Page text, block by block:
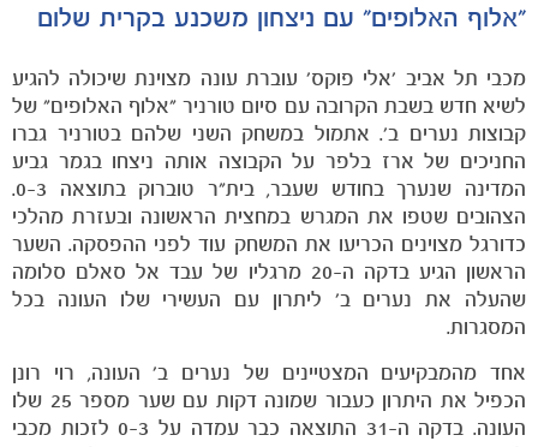
הקבוצות
"אלוף האלופים" עם ניצחון משכנע בקרית שלום
מכבי תל אביב 'אלי פוקס' עוברת עונה מצוינת שיכולה להגיע
לשיא חדש בשבת הקרובה עם סיום טורניר "אלוף האלופים" של
קבוצות נערים ב'. אתמול במשחק השני שלהם בטורניר גברו
החניכים של ארז בלפר על הקבוצה אותה ניצחו בגמר גביע
המדינה שנערך בחודש שעבר, בית"ר טוברוק בתוצאה 0-3.
הצהובים שטפו את המגרש במחצית הראשונה ובעזרת מהלכי
כדורגל מצוינים הכריעו את המשחק עוד לפני ההפסקה. השער
הראשון הגיע בדקה ה-20 מרגליו של עבד אל סאלם סלומה
שהעלה את נערים ב' ליתרון עם העשירי שלו העונה בכל
המסגרות.
אחד מהמבקיעים המצטיינים של נערים ב' העונה, רוי רונן
הכפיל את היתרון כעבור שמונה דקות עם שער מספר 25 שלו
העונה. בדקה ה-31 התוצאה כבר עמדה על 0-3 לזכות מכבי